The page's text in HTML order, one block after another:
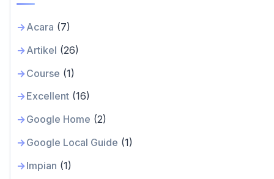
Acara (7)
Artikel (26)
Course (1)
Excellent(16)
Google Home (2)
Google Local Guide (1)
Impian (1)